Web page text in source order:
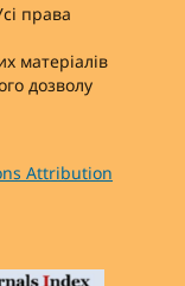
права
матеріалів
дозволу
Attribution